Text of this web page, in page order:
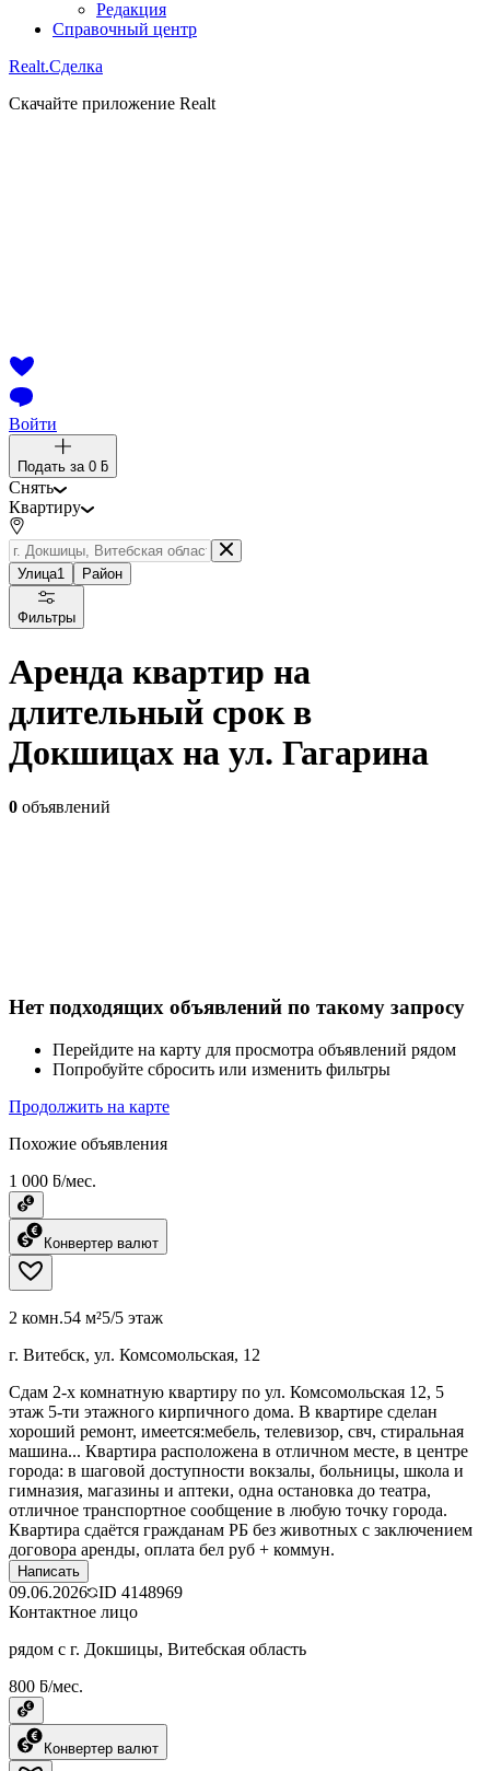
Редакция
Справочный центр
Realt.Сделка
Скачайте приложение Realt
Войти
Подать за 0 ƃ
Снять
Квартиру
Улица1 Район
Фильтры
Аренда квартир на
длительный срок в
Докшицах на ул. Гагарина
0 объявлений
Нет подходящих объявлений по такому запросу
Перейдите на карту для просмотра объявлений рядом
Попробуйте сбросить или изменить фильтры
Продолжить на карте
Похожие объявления
1 000 ƃ/мес.
Конвертер валют
2 комн.54 м²5/5 этаж
г. Витебск, ул. Комсомольская, 12
Сдам 2-х комнатную квартиру по ул. Комсомольская 12, 5
этаж 5-ти этажного кирпичного дома. В квартире сделан
хороший ремонт, имеется:мебель, телевизор, свч, стиральная
машина... Квартира расположена в отличном месте, в центре
города: в шаговой доступности вокзалы, больницы, школа и
гимназия, магазины и аптеки, одна остановка до театра,
отличное транспортное сообщение в любую точку города.
Квартира сдаётся гражданам РБ без животных с заключением
договора аренды, оплата бел руб + коммун.
Написать
09.06.2026 ID 4148969
Контактное лицо
рядом с г. Докшицы, Витебская область
800 ƃ/мес.
Конвертер валют